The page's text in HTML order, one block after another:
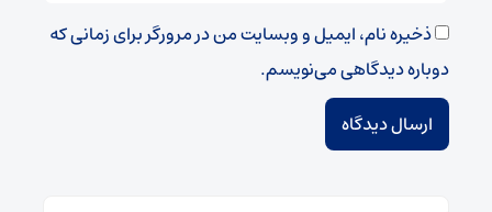
ذخیره نام، ایمیل و وبسایت من در مرورگر برای زمانی که
دوباره دیدگاهی می‌نویسم.